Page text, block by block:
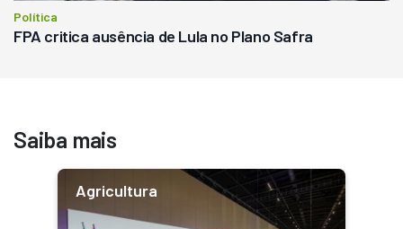
Política
FPA critica ausência de Lula no Plano Safra
Saiba mais
Agricultura